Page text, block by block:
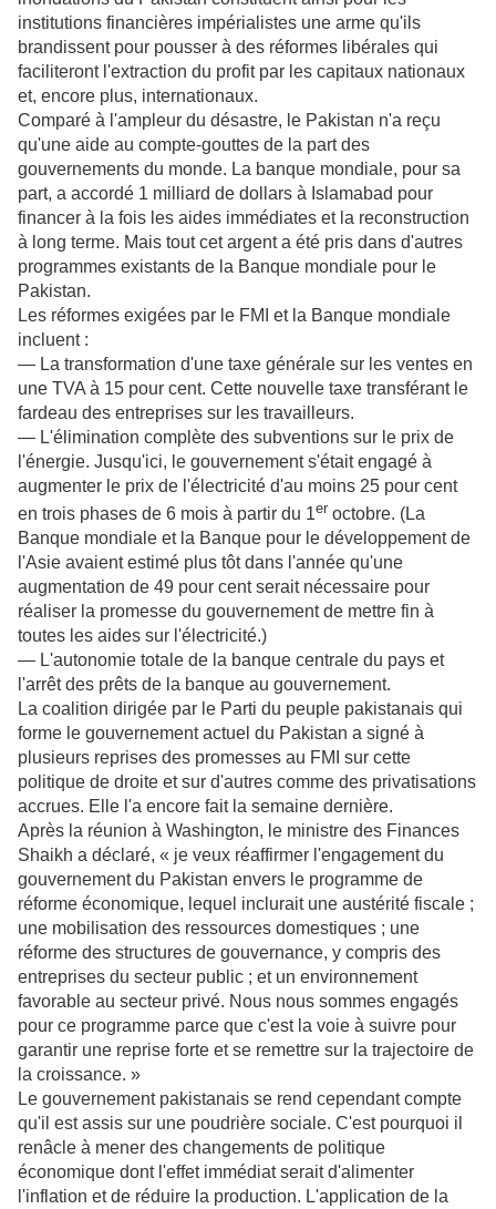
institutions financières impérialistes une arme qu'ils
brandissent pour pousser à des réformes libérales qui
faciliteront l'extraction du profit par les capitaux nationaux
et, encore plus, internationaux.
Comparé à l'ampleur du désastre, le Pakistan n'a reçu
qu'une aide au compte-gouttes de la part des
gouvernements du monde. La banque mondiale, pour sa
part, a accordé 1 milliard de dollars à Islamabad pour
financer à la fois les aides immédiates et la reconstruction
à long terme. Mais tout cet argent a été pris dans d'autres
programmes existants de la Banque mondiale pour le
Pakistan.
Les réformes exigées par le FMI et la Banque mondiale
incluent :
— La transformation d'une taxe générale sur les ventes en
une TVA à 15 pour cent. Cette nouvelle taxe transférant le
fardeau des entreprises sur les travailleurs.
— L'élimination complète des subventions sur le prix de
l'énergie. Jusqu'ici, le gouvernement s'était engagé à
augmenter le prix de l'électricité d'au moins 25 pour cent
en trois phases de 6 mois à partir du 1er octobre. (La
Banque mondiale et la Banque pour le développement de
l'Asie avaient estimé plus tôt dans l'année qu'une
augmentation de 49 pour cent serait nécessaire pour
réaliser la promesse du gouvernement de mettre fin à
toutes les aides sur l'électricité.)
— L'autonomie totale de la banque centrale du pays et
l'arrêt des prêts de la banque au gouvernement.
La coalition dirigée par le Parti du peuple pakistanais qui
forme le gouvernement actuel du Pakistan a signé à
plusieurs reprises des promesses au FMI sur cette
politique de droite et sur d'autres comme des privatisations
accrues. Elle l'a encore fait la semaine dernière.
Après la réunion à Washington, le ministre des Finances
Shaikh a déclaré, « je veux réaffirmer l'engagement du
gouvernement du Pakistan envers le programme de
réforme économique, lequel inclurait une austérité fiscale ;
une mobilisation des ressources domestiques ; une
réforme des structures de gouvernance, y compris des
entreprises du secteur public ; et un environnement
favorable au secteur privé. Nous nous sommes engagés
pour ce programme parce que c'est la voie à suivre pour
garantir une reprise forte et se remettre sur la trajectoire de
la croissance. »
Le gouvernement pakistanais se rend cependant compte
qu'il est assis sur une poudrière sociale. C'est pourquoi il
renâcle à mener des changements de politique
économique dont l'effet immédiat serait d'alimenter
l'inflation et de réduire la production. L'application de la